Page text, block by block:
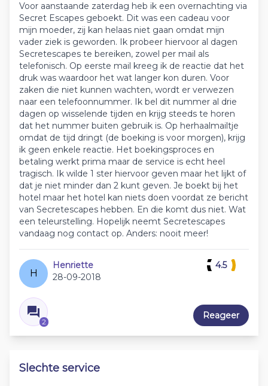
Voor aanstaande zaterdag heb ik een overnachting via
Secret Escapes geboekt. Dit was een cadeau voor
mijn moeder, zij kan helaas niet gaan omdat mijn
vader ziek is geworden. Ik probeer hiervoor al dagen
Secretescapes te bereiken, zowel per mail als
telefonisch. Op eerste mail kreeg ik de reactie dat het
druk was waardoor het wat langer kon duren. Voor
zaken die niet kunnen wachten, wordt er verwezen
naar een telefoonnummer. Ik bel dit nummer al drie
dagen op wisselende tijden en krijg steeds te horen
dat het nummer buiten gebruik is. Op herhaalmailtje
omdat de tijd dringt (de boeking is voor morgen), krijg
ik geen enkele reactie. Het boekingsproces en
betaling werkt prima maar de service is echt heel
tragisch. Ik wilde 1 ster hiervoor geven maar het lijkt of
dat je niet minder dan 2 kunt geven. Je boekt bij het
hotel maar het hotel kan niets doen voordat ze bericht
van Secretescapes hebben. En die komt dus niet. Wat
een teleurstelling. Hopelijk neemt Secretescapes
vandaag nog contact op. Anders: nooit meer!
H
Henriette
28-09-2018
2
4.5
Reageer
Slechte service